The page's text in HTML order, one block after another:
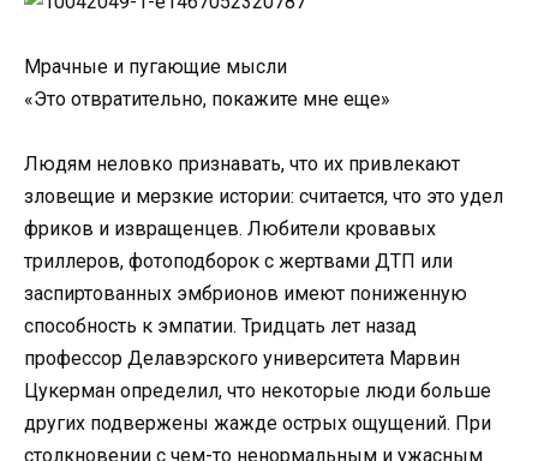
Мрачные и пугающие мысли
«Это отвратительно, покажите мне еще»
Людям неловко признавать, что их привлекают
зловещие и мерзкие истории: считается, что это удел
фриков и извращенцев. Любители кровавых
триллеров, фотоподборок с жертвами ДТП или
заспиртованных эмбрионов имеют пониженную
способность к эмпатии. Тридцать лет назад
профессор Делавэрского университета Марвин
Цукерман определил, что некоторые люди больше
других подвержены жажде острых ощущений. При
столкновении с чем-то ненормальным и ужасным